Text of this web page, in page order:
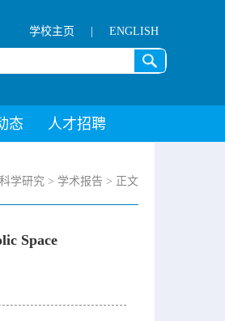
ENGLISH
学校主页
态 人才招聘
科学研究 > 学术报告 > 正文
Space